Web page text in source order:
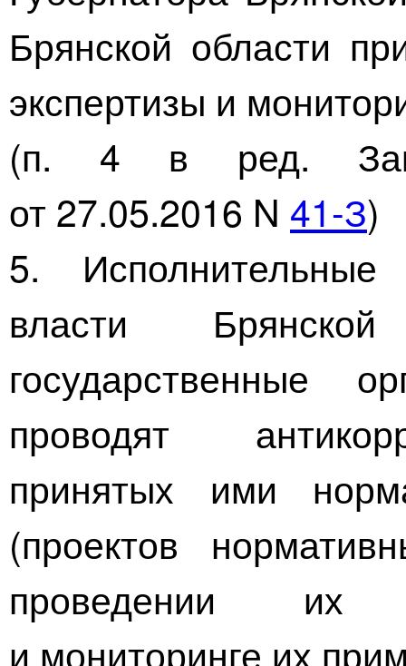
Брянской области
экспертизы и
(п. 4 в ред.
от 27.05.2016 N 41-З)
5. Исполнительные
власти
государственные
проводят
принятых ими
(проектов
проведении их
и мониторинге их